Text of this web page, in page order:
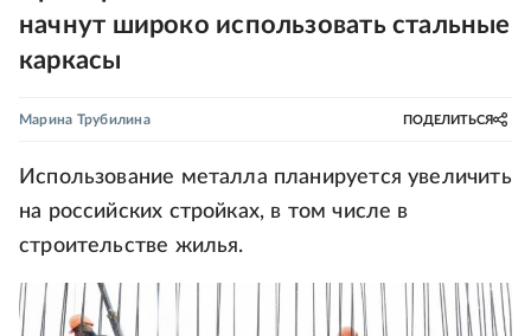
начнут широко использовать стальные
каркасы
Марина Трубилина ПОДЕЛИТЬСЯ
Использование металла планируется увеличить
на российских стройках, в том числе в
строительстве жилья.